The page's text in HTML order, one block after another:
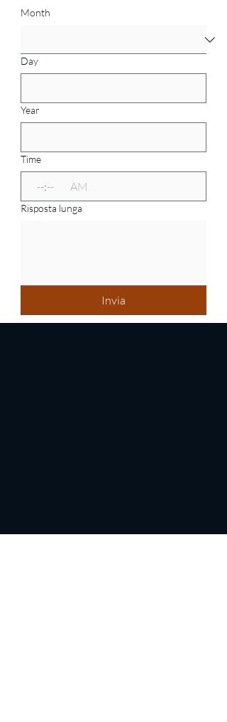
Month
Day
Year
Time
: AM
Risposta lunga
Invia